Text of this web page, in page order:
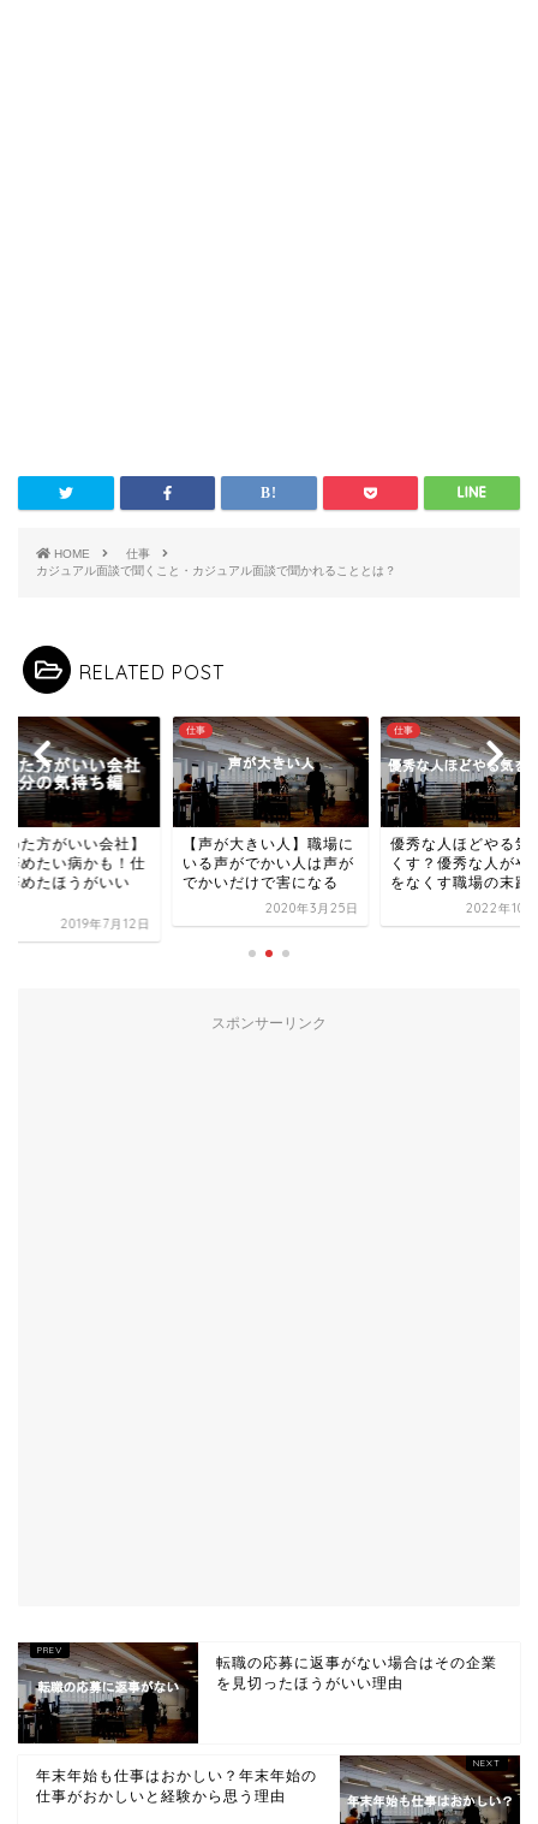
HOME
仕事
カジュアル面談で聞くこと・カジュアル面談で聞かれることとは？
RELATED POST
めた方がいい会社】
辞めたい病かも！仕
辞めたほうがいい
2019年7月12日
仕事
【声が大きい人】職場に
いる声がでかい人は声が
でかいだけで害になる
2020年3月25日
仕事
優秀な人ほどやる気
くす？優秀な人がや
をなくす職場の末路
2022年10
スポンサーリンク
転職の応募に返事がない場合はその企業
を見切ったほうがいい理由
年末年始も仕事はおかしい？年末年始の
仕事がおかしいと経験から思う理由